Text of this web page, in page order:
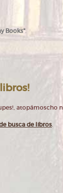
Books".
atopámoscho
busca de libros.